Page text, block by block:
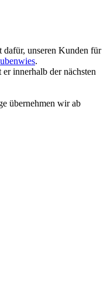
unseren Kunden für
.
innerhalb der nächsten
übernehmen wir ab